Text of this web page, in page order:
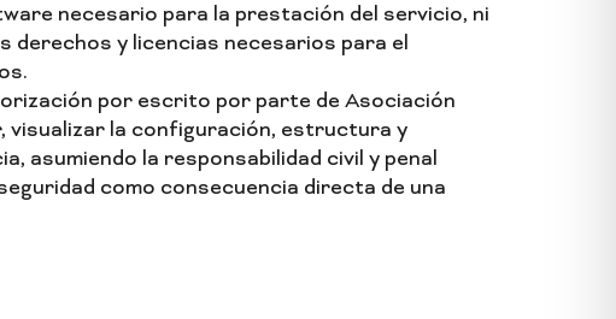
necesario para la prestación del servicio, ni
derechos y licencias necesarios para el
por escrito por parte de Asociación
visualizar la configuración, estructura y
asumiendo la responsabilidad civil y penal
como consecuencia directa de una